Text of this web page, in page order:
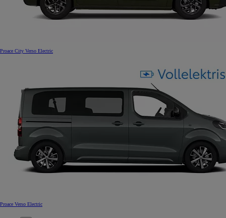
Proace City Verso Electric
Proace Verso Electric